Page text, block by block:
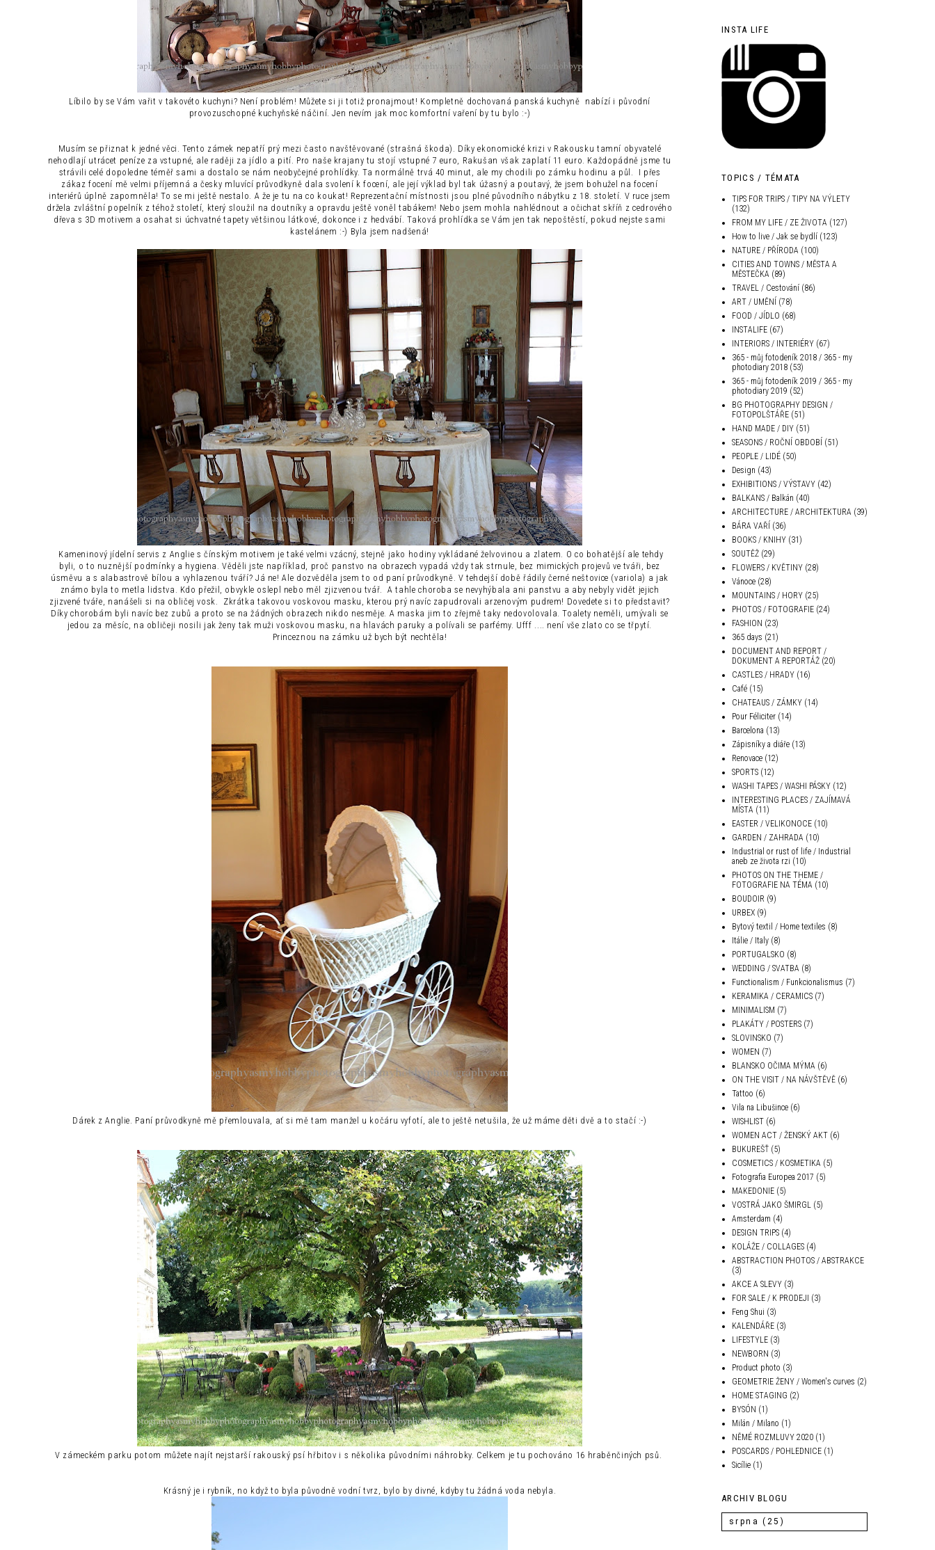
Líbilo by se Vám vařit v takovéto kuchyni? Není problém! Můžete si ji totiž pronajmout! Kompletně dochovaná panská kuchyně nabízí i původní
provozuschopné kuchyňské náčiní. Jen nevím jak moc komfortní vaření by tu bylo :-)
Musím se přiznat k jedné věci. Tento zámek nepatří prý mezi často navštěvované (strašná škoda). Díky ekonomické krizi v Rakousku tamní obyvatelé
nehodlají utrácet peníze za vstupné, ale raději za jídlo a pití. Pro naše krajany tu stojí vstupné 7 euro, Rakušan však zaplatí 11 euro. Každopádně jsme tu
strávili celé dopoledne téměř sami a dostalo se nám neobyčejné prohlídky. Ta normálně trvá 40 minut, ale my chodili po zámku hodinu a půl. I přes
zákaz focení mě velmi příjemná a česky mluvící průvodkyně dala svolení k focení, ale její výklad byl tak úžasný a poutavý, že jsem bohužel na focení
interiérů úplně zapomněla! To se mi ještě nestalo. A že je tu na co koukat! Reprezentační místnosti jsou plné původního nábytku z 18. století. V ruce jsem
držela zvláštní popelník z téhož století, který sloužil na doutníky a opravdu ještě voněl tabákem! Nebo jsem mohla nahlédnout a očichat skříň z cedrového
dřeva s 3D motivem a osahat si úchvatné tapety většinou látkové, dokonce i z hedvábí. Taková prohlídka se Vám jen tak nepoštěstí, pokud nejste sami
kastelánem :-) Byla jsem nadšená!
Kameninový jídelní servis z Anglie s čínským motivem je také velmi vzácný, stejně jako hodiny vykládané želvovinou a zlatem. O co bohatější ale tehdy
byli, o to nuznější podmínky a hygiena. Věděli jste například, proč panstvo na obrazech vypadá vždy tak strnule, bez mimických projevů ve tváři, bez
úsměvu a s alabastrově bílou a vyhlazenou tváří? Já ne! Ale dozvěděla jsem to od paní průvodkyně. V tehdejší době řádily černé neštovice (variola) a jak
známo byla to metla lidstva. Kdo přežil, obvykle oslepl nebo měl zjizvenou tvář. A tahle choroba se nevyhýbala ani panstvu a aby nebyly vidět jejich
zjizvené tváře, nanášeli si na obličej vosk. Zkrátka takovou voskovou masku, kterou prý navíc zapudrovali arzenovým pudrem! Dovedete si to představit?
Díky chorobám byli navíc bez zubů a proto se na žádných obrazech nikdo nesměje. A maska jim to zřejmě taky nedovolovala. Toalety neměli, umývali se
jedou za měsíc, na obličeji nosili jak ženy tak muži voskovou masku, na hlavách paruky a polívali se parfémy. Ufff .... není vše zlato co se třpytí.
Princeznou na zámku už bych být nechtěla!
Dárek z Anglie. Paní průvodkyně mě přemlouvala, ať si mě tam manžel u kočáru vyfotí, ale to ještě netušila, že už máme děti dvě a to stačí :-)
V zámeckém parku potom můžete najít nejstarší rakouský psí hřbitov i s několika původními náhrobky. Celkem je tu pochováno 16 hraběnčiných psů.
Krásný je i rybník, no když to byla původně vodní tvrz, bylo by divné, kdyby tu žádná voda nebyla.
INSTA LIFE
TOPICS / TÉMATA
TIPS FOR TRIPS / TIPY NA VÝLETY
(132)
FROM MY LIFE / ZE ŽIVOTA (127)
How to live / Jak se bydlí (123)
NATURE / PŘÍRODA (100)
CITIES AND TOWNS / MĚSTA A
MĚSTEČKA (89)
TRAVEL / Cestování (86)
ART / UMĚNÍ (78)
FOOD / JÍDLO (68)
INSTALIFE (67)
INTERIORS / INTERIÉRY (67)
365 - můj fotodeník 2018 / 365 - my
photodiary 2018 (53)
365 - můj fotodeník 2019 / 365 - my
photodiary 2019 (52)
BG PHOTOGRAPHY DESIGN /
FOTOPOLŠTÁŘE (51)
HAND MADE / DIY (51)
SEASONS / ROČNÍ OBDOBÍ (51)
PEOPLE / LIDÉ (50)
Design (43)
EXHIBITIONS / VÝSTAVY (42)
BALKANS / Balkán (40)
ARCHITECTURE / ARCHITEKTURA (39)
BÁRA VAŘÍ (36)
BOOKS / KNIHY (31)
SOUTĚŽ (29)
FLOWERS / KVĚTINY (28)
Vánoce (28)
MOUNTAINS / HORY (25)
PHOTOS / FOTOGRAFIE (24)
FASHION (23)
365 days (21)
DOCUMENT AND REPORT /
DOKUMENT A REPORTÁŽ (20)
CASTLES / HRADY (16)
Café (15)
CHATEAUS / ZÁMKY (14)
Pour Féliciter (14)
Barcelona (13)
Zápisníky a diáře (13)
Renovace (12)
SPORTS (12)
WASHI TAPES / WASHI PÁSKY (12)
INTERESTING PLACES / ZAJÍMAVÁ
MÍSTA (11)
EASTER / VELIKONOCE (10)
GARDEN / ZAHRADA (10)
Industrial or rust of life / Industrial
aneb ze života rzi (10)
PHOTOS ON THE THEME /
FOTOGRAFIE NA TÉMA (10)
BOUDOIR (9)
URBEX (9)
Bytový textil / Home textiles (8)
Itálie / Italy (8)
PORTUGALSKO (8)
WEDDING / SVATBA (8)
Functionalism / Funkcionalismus (7)
KERAMIKA / CERAMICS (7)
MINIMALISM (7)
PLAKÁTY / POSTERS (7)
SLOVINSKO (7)
WOMEN (7)
BLANSKO OČIMA MÝMA (6)
ON THE VISIT / NA NÁVŠTĚVĚ (6)
Tattoo (6)
Vila na Libušince (6)
WISHLIST (6)
WOMEN ACT / ŽENSKÝ AKT (6)
BUKUREŠŤ (5)
COSMETICS / KOSMETIKA (5)
Fotografia Europea 2017 (5)
MAKEDONIE (5)
VOSTRÁ JAKO ŠMIRGL (5)
Amsterdam (4)
DESIGN TRIPS (4)
KOLÁŽE / COLLAGES (4)
ABSTRACTION PHOTOS / ABSTRAKCE
(3)
AKCE A SLEVY (3)
FOR SALE / K PRODEJI (3)
Feng Shui (3)
KALENDÁŘE (3)
LIFESTYLE (3)
NEWBORN (3)
Product photo (3)
GEOMETRIE ŽENY / Women's curves (2)
HOME STAGING (2)
BYSÓN (1)
Milán / Milano (1)
NĚMÉ ROZMLUVY 2020 (1)
POSCARDS / POHLEDNICE (1)
Sicílie (1)
ARCHIV BLOGU